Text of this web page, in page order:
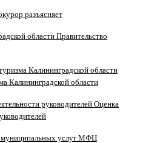
разъясняет
Правительство
Калининградской области
Оценка
МФЦ